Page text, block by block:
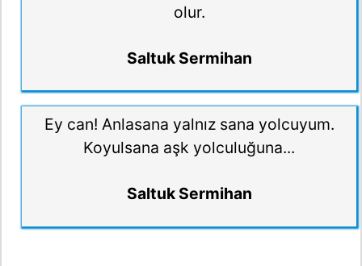
olur.
Saltuk Sermihan
Ey can! Anlasana yalnız sana yolcuyum.
Koyulsana aşk yolculuğuna...
Saltuk Sermihan